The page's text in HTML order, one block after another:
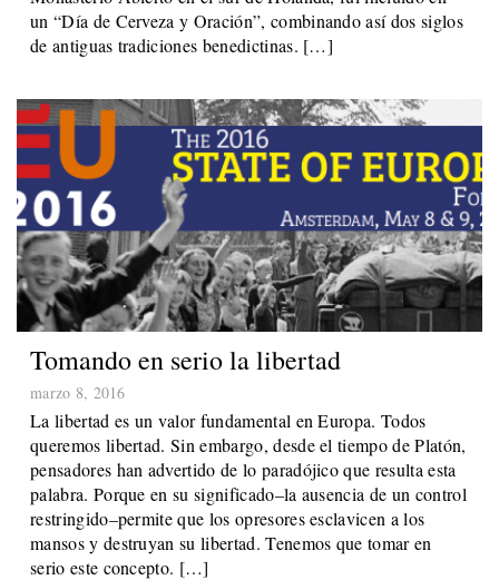
un “Día de Cerveza y Oración”, combinando así dos siglos
de antiguas tradiciones benedictinas. […]
Tomando en serio la libertad
marzo 8, 2016
La libertad es un valor fundamental en Europa. Todos
queremos libertad. Sin embargo, desde el tiempo de Platón,
pensadores han advertido de lo paradójico que resulta esta
palabra. Porque en su significado–la ausencia de un control
restringido–permite que los opresores esclavicen a los
mansos y destruyan su libertad. Tenemos que tomar en
serio este concepto. […]